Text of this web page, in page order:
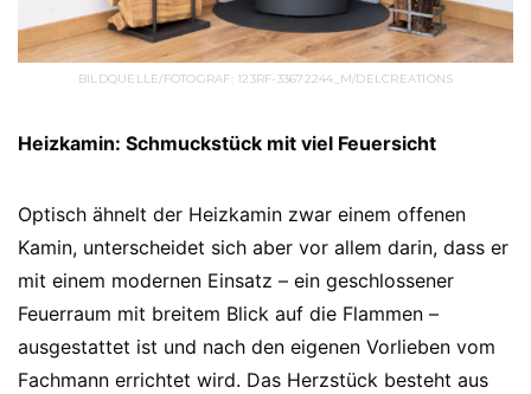
BILDQUELLE/FOTOGRAF: 123RF-33672244_M/DELCREATIONS
Heizkamin: Schmuckstück mit viel Feuersicht
Optisch ähnelt der Heizkamin zwar einem offenen
Kamin, unterscheidet sich aber vor allem darin, dass er
mit einem modernen Einsatz – ein geschlossener
Feuerraum mit breitem Blick auf die Flammen –
ausgestattet ist und nach den eigenen Vorlieben vom
Fachmann errichtet wird. Das Herzstück besteht aus